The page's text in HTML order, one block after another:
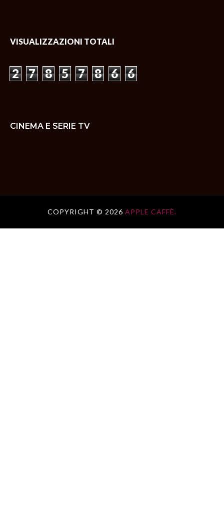
VISUALIZZAZIONI TOTALI
2 7 8 5 7 8 6 6
CINEMA E SERIE TV
COPYRIGHT © 2026 APPLE CAFFÈ.